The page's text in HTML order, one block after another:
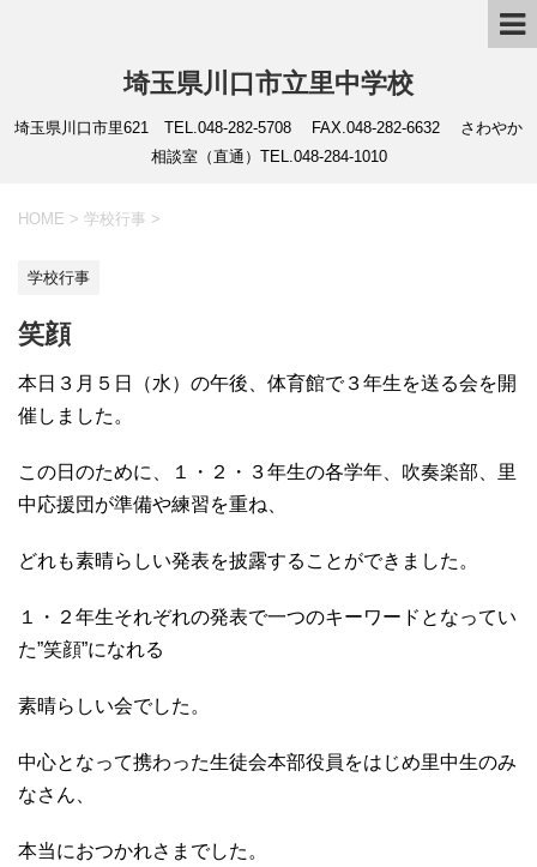
埼玉県川口市立里中学校
埼玉県川口市里621 TEL.048-282-5708 FAX.048-282-6632 さわやか
相談室（直通）TEL.048-284-1010
HOME > 学校行事 >
学校行事
笑顔
本日３月５日（水）の午後、体育館で３年生を送る会を開
催しました。
この日のために、１・２・３年生の各学年、吹奏楽部、里
中応援団が準備や練習を重ね、
どれも素晴らしい発表を披露することができました。
１・２年生それぞれの発表で一つのキーワードとなってい
た”笑顔”になれる
素晴らしい会でした。
中心となって携わった生徒会本部役員をはじめ里中生のみ
なさん、
本当におつかれさまでした。